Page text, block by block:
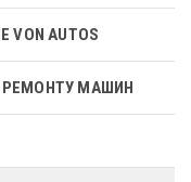
VON AUTOS
РЕМОНТУ МАШИН